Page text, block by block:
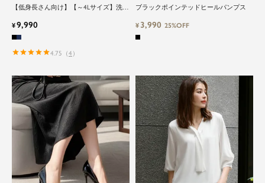
【低身長さん向け】【～4Lサイズ】洗え
プ風セレモニースーツ
¥9,990
4.75 （4 ）
ブラックポインテッドヒールパンプス
¥ 3,990 25%OFF